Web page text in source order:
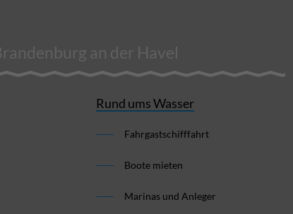
an der Havel
Rund ums Wasser
Fahrgastschifffahrt
Boote mieten
Marinas und Anleger